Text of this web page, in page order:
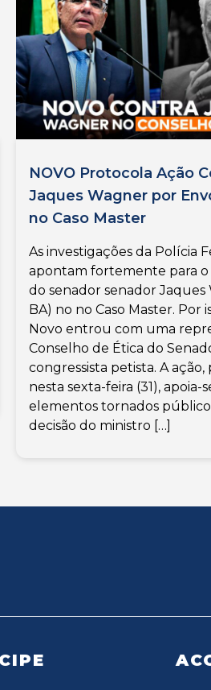
NOVO Protocola Ação
Jaques Wagner por
no Caso Master
As investigações da Polícia
apontam fortemente para
do senador senador Jaques
BA) no no Caso Master. Por
Novo entrou com uma
Conselho de Ética do
congressista petista. A
nesta sexta-feira (31), apoia-
elementos tornados
decisão do ministro […]